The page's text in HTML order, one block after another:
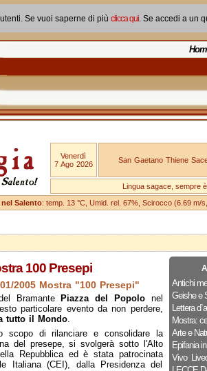
Se vuoi saperne di più clicca qui. Se accedi a un
Venerdì
7 Ago 2026
San Gaetano Thiene
Lingua sagace, sempre
nel Salento: temp. 13 °C, Umid. rel. 67%, Scirocco (6.69 m/
Antichi
Geishe e
Lettera
Mostra:
Arte e
Epifania
Vivo
100 Presepi
2005 Mostra "100 Presepi"
Bramante Piazza del Popolonel
particolare evento da non perdere,
tutto il Mondo.
scopo di rilanciare e consolidare la
del presepe, si svolgerà sotto l'Alto
Repubblica ed è stata patrocinata
Italiana (CEI), dalla Presidenza del